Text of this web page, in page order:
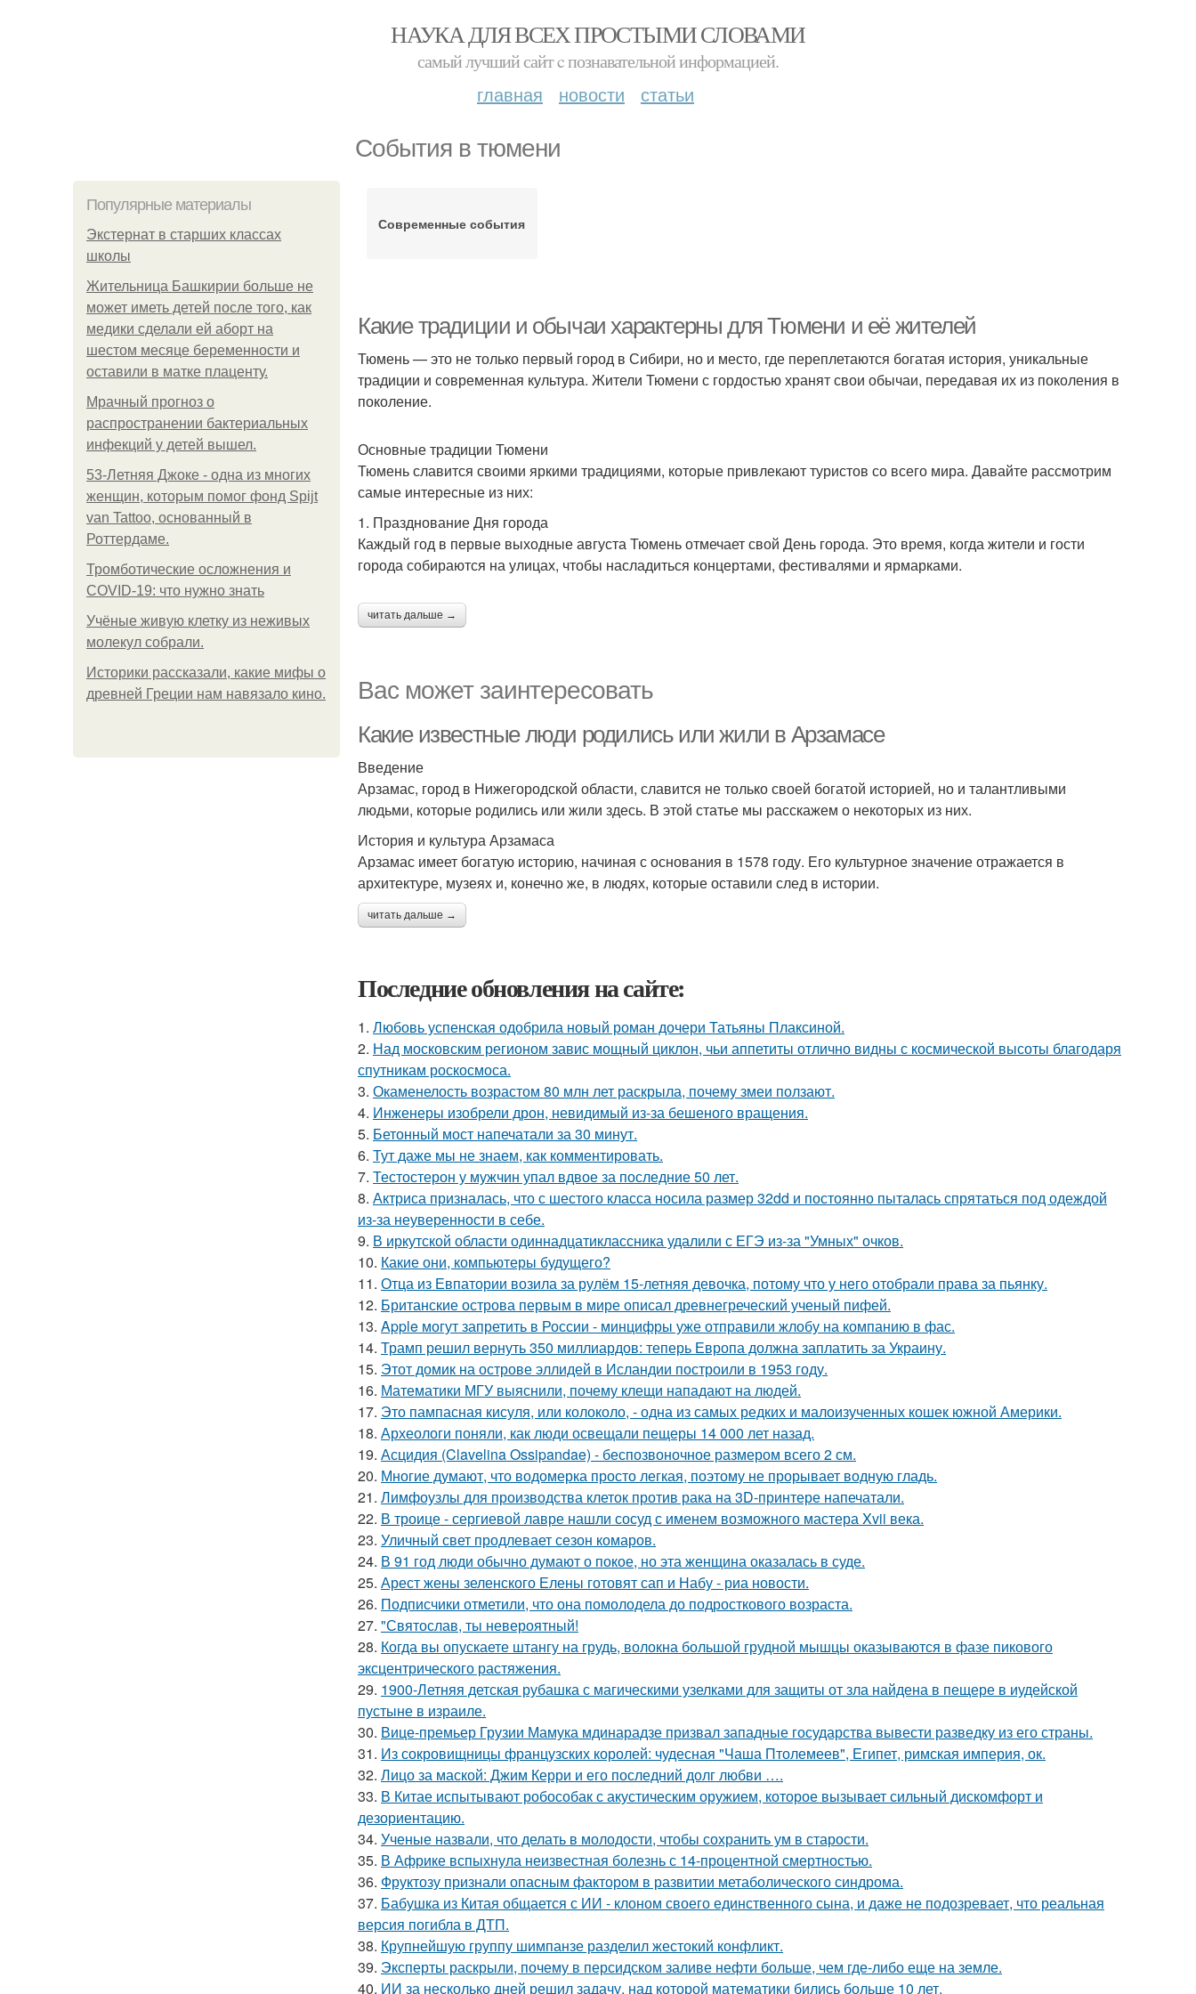
НАУКА ДЛЯ ВСЕХ ПРОСТЫМИ СЛОВАМИ
самый лучший сайт c познавательной информацией.
главная новости статьи
События в тюмени
Популярные материалы
Экстернат в старших классах
школы
Жительница Башкирии больше не
может иметь детей после того, как
медики сделали ей аборт на
шестом месяце беременности и
оставили в матке плаценту.
Мрачный прогноз о
распространении бактериальных
инфекций у детей вышел.
53-Летняя Джоке - одна из многих
женщин, которым помог фонд Spijt
van Tattoo, основанный в
Роттердаме.
Тромботические осложнения и
COVID-19: что нужно знать
Учёные живую клетку из неживых
молекул собрали.
Историки рассказали, какие мифы о
древней Греции нам навязало кино.
Современные события
Какие традиции и обычаи характерны для Тюмени и её жителей
Тюмень — это не только первый город в Сибири, но и место, где переплетаются богатая история, уникальные
традиции и современная культура. Жители Тюмени с гордостью хранят свои обычаи, передавая их из поколения в
поколение.
Основные традиции Тюмени
Тюмень славится своими яркими традициями, которые привлекают туристов со всего мира. Давайте рассмотрим
самые интересные из них:
1. Празднование Дня города
Каждый год в первые выходные августа Тюмень отмечает свой День города. Это время, когда жители и гости
города собираются на улицах, чтобы насладиться концертами, фестивалями и ярмарками.
читать дальше →
Вас может заинтересовать
Какие известные люди родились или жили в Арзамасе
Введение
Арзамас, город в Нижегородской области, славится не только своей богатой историей, но и талантливыми
людьми, которые родились или жили здесь. В этой статье мы расскажем о некоторых из них.
История и культура Арзамаса
Арзамас имеет богатую историю, начиная с основания в 1578 году. Его культурное значение отражается в
архитектуре, музеях и, конечно же, в людях, которые оставили след в истории.
читать дальше →
Последние обновления на сайте:
1. Любовь успенская одобрила новый роман дочери Татьяны Плаксиной.
2. Над московским регионом завис мощный циклон, чьи аппетиты отлично видны с космической высоты благодаря
спутникам роскосмоса.
3. Окаменелость возрастом 80 млн лет раскрыла, почему змеи ползают.
4. Инженеры изобрели дрон, невидимый из-за бешеного вращения.
5. Бетонный мост напечатали за 30 минут.
6. Тут даже мы не знаем, как комментировать.
7. Тестостерон у мужчин упал вдвое за последние 50 лет.
8. Актриса призналась, что с шестого класса носила размер 32dd и постоянно пыталась спрятаться под одеждой
из-за неуверенности в себе.
9. В иркутской области одиннадцатиклассника удалили с ЕГЭ из-за "Умных" очков.
10. Какие они, компьютеры будущего?
11. Отца из Евпатории возила за рулём 15-летняя девочка, потому что у него отобрали права за пьянку.
12. Британские острова первым в мире описал древнегреческий ученый пифей.
13. Apple могут запретить в России - минцифры уже отправили жлобу на компанию в фас.
14. Трамп решил вернуть 350 миллиардов: теперь Европа должна заплатить за Украину.
15. Этот домик на острове эллидей в Исландии построили в 1953 году.
16. Математики МГУ выяснили, почему клещи нападают на людей.
17. Это пампасная кисуля, или колоколо, - одна из самых редких и малоизученных кошек южной Америки.
18. Археологи поняли, как люди освещали пещеры 14 000 лет назад.
19. Асцидия (Clavelina Ossipandae) - беспозвоночное размером всего 2 см.
20. Многие думают, что водомерка просто легкая, поэтому не прорывает водную гладь.
21. Лимфоузлы для производства клеток против рака на 3D-принтере напечатали.
22. В троице - сергиевой лавре нашли сосуд с именем возможного мастера Xvii века.
23. Уличный свет продлевает сезон комаров.
24. В 91 год люди обычно думают о покое, но эта женщина оказалась в суде.
25. Арест жены зеленского Елены готовят сап и Набу - риа новости.
26. Подписчики отметили, что она помолодела до подросткового возраста.
27. "Святослав, ты невероятный!
28. Когда вы опускаете штангу на грудь, волокна большой грудной мышцы оказываются в фазе пикового
эксцентрического растяжения.
29. 1900-Летняя детская рубашка с магическими узелками для защиты от зла найдена в пещере в иудейской
пустыне в израиле.
30. Вице-премьер Грузии Мамука мдинарадзе призвал западные государства вывести разведку из его страны.
31. Из сокровищницы французских королей: чудесная "Чаша Птолемеев", Египет, римская империя, ок.
32. Лицо за маской: Джим Керри и его последний долг любви ….
33. В Китае испытывают робособак с акустическим оружием, которое вызывает сильный дискомфорт и
дезориентацию.
34. Ученые назвали, что делать в молодости, чтобы сохранить ум в старости.
35. В Африке вспыхнула неизвестная болезнь с 14-процентной смертностью.
36. Фруктозу признали опасным фактором в развитии метаболического синдрома.
37. Бабушка из Китая общается с ИИ - клоном своего единственного сына, и даже не подозревает, что реальная
версия погибла в ДТП.
38. Крупнейшую группу шимпанзе разделил жестокий конфликт.
39. Эксперты раскрыли, почему в персидском заливе нефти больше, чем где-либо еще на земле.
40. ИИ за несколько дней решил задачу, над которой математики бились больше 10 лет.